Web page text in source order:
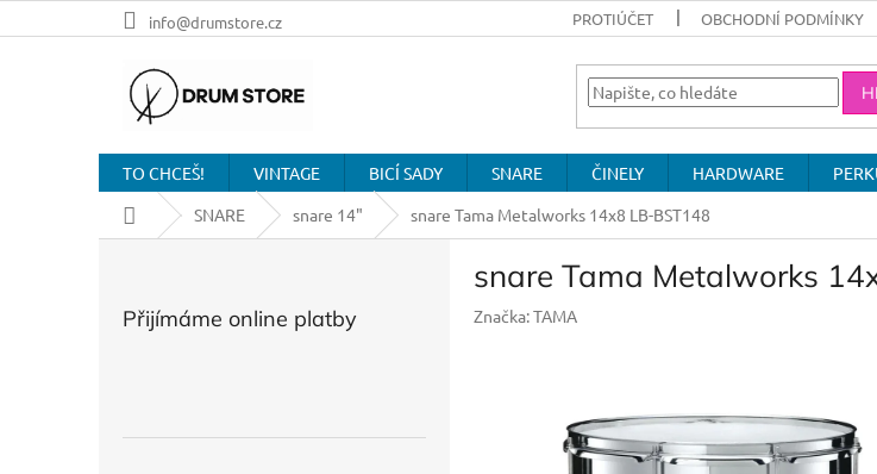
na
info@drumstore.cz PROTIÚČET OBCHODNÍ PODMÍNKY
TO CHCEŠ! VINTAGE BICÍ SADY SNARE ČINELY HARDWARE
Domů SNARE snare 14" snare Tama Metalworks 14x8 LB-BST148
Přijímáme online platby
snare Tama Metalworks
Značka:TAMA